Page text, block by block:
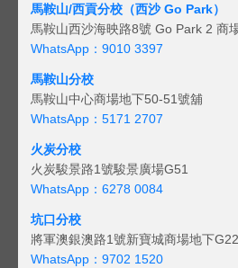
馬鞍山/西貢分校（西沙 Go Park）
馬鞍山西沙海映路8號 Go Park 2 商
WhatsApp：9010 3397
馬鞍山分校
馬鞍山中心商場地下50-51號舖
WhatsApp：5171 2707
火炭分校
火炭駿景路1號駿景廣場G51
WhatsApp：6278 0084
坑口分校
將軍澳銀澳路1號新寶城商場地下G22
WhatsApp：9702 1520